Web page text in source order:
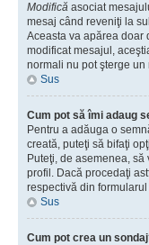
Modifică asociat
mesaj când reveniţi la
Aceasta va apărea doar
modificat mesajul,
normali nu pot şterge
Sus
Cum pot să îmi adaug
Pentru a adăuga o
creată, puteţi să bifaţi
Puteţi, de asemenea,
profil. Dacă procedaţi
respectivă din
Sus
Cum pot crea un